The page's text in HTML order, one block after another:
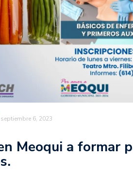
septiembre 6, 2023
Meoqui a formar